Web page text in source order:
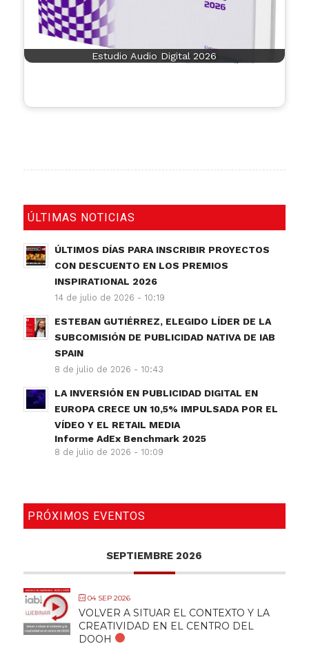
Estudio Audio Digital 2026
ÚLTIMAS NOTICIAS
ÚLTIMOS DÍAS PARA INSCRIBIR PROYECTOS
CON DESCUENTO EN LOS PREMIOS
INSPIRATIONAL 2026
14 de julio de 2026 - 10:19
ESTEBAN GUTIÉRREZ, ELEGIDO LÍDER DE LA
SUBCOMISIÓN DE PUBLICIDAD NATIVA DE IAB
SPAIN
8 de julio de 2026 - 10:43
LA INVERSIÓN EN PUBLICIDAD DIGITAL EN
EUROPA CRECE UN 10,5% IMPULSADA POR EL
VÍDEO Y EL RETAIL MEDIA
Informe AdEx Benchmark 2025
8 de julio de 2026 - 10:09
PRÓXIMOS EVENTOS
SEPTIEMBRE 2026
04 SEP 2026
VOLVER A SITUAR EL CONTEXTO Y LA
CREATIVIDAD EN EL CENTRO DEL
DOOH